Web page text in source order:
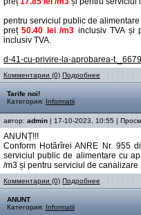
pentru serviciul public de
preț50.40 lei /m3 inclusiv TVA și
inclusiv TVA.
d-41-cu-privire-la-aprobarea-
Комментарии (0) Подробнее
Tarife noi!
Категория: Informatii
автор: admin | 17-10-2023, 10:55 |
ANUNȚ!!!
Conform Hotărîrei ANRE Nr. 955
serviciul public de alimentare cu
/m3 și pentru serviciul de canalizare
Комментарии (0) Подробнее
ANUNT
Категория: Informatii